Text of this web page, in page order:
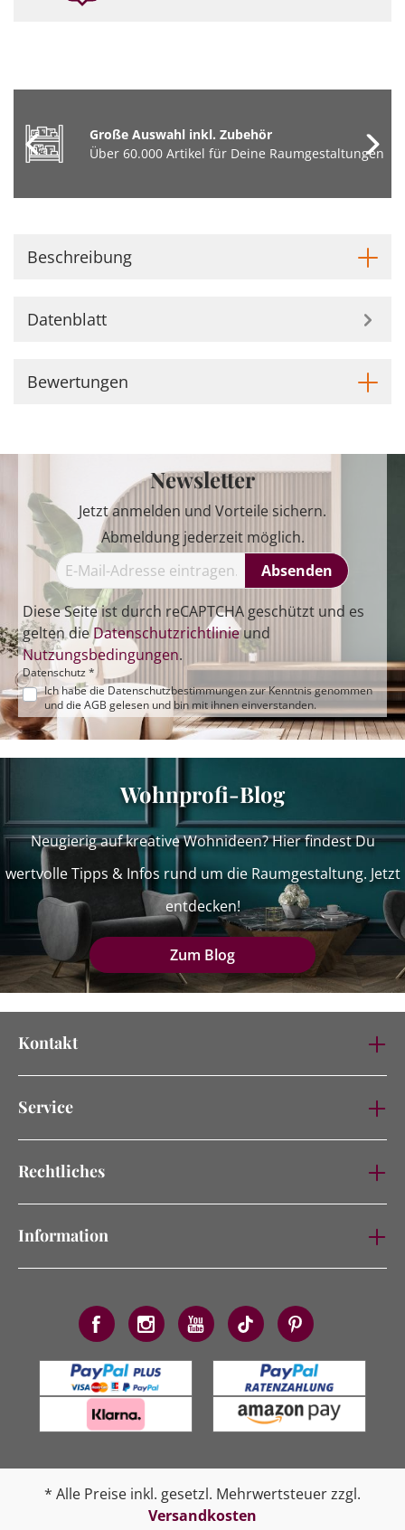
Große Auswahl inkl. Zubehör
Über 60.000 Artikel für Deine Raumgestaltungen
Beschreibung
Datenblatt
Bewertungen
Newsletter
Jetzt anmelden und Vorteile sichern.
Abmeldung jederzeit möglich.
Absenden
Diese Seite ist durch reCAPTCHA geschützt und es
gelten dieDatenschutzrichtlinieund
Nutzungsbedingungen.
Datenschutz *
Ich habe die Datenschutzbestimmungenzur Kenntnis genommen
und die AGB gelesen und bin mit ihnen einverstanden.
Wohnprofi-Blog
Neugierig auf kreative Wohnideen? Hier findest Du
wertvolle Tipps & Infos rund um die Raumgestaltung. Jetzt
entdecken!
Zum Blog
Kontakt
Service
Rechtliches
Information
* Alle Preise inkl. gesetzl. Mehrwertsteuer zzgl.
Versandkosten